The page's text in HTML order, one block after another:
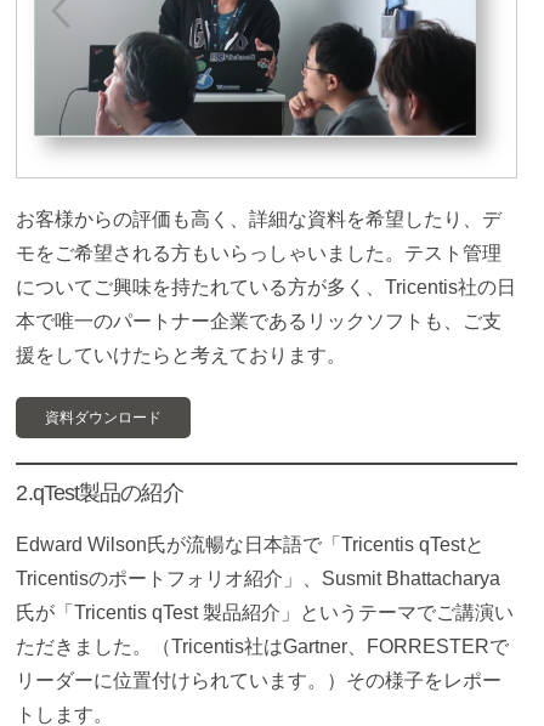
お客様からの評価も高く、詳細な資料を希望したり、デ
モをご希望される方もいらっしゃいました。テスト管理
についてご興味を持たれている方が多く、Tricentis社の日
本で唯一のパートナー企業であるリックソフトも、ご支
援をしていけたらと考えております。
資料ダウンロード
2.qTest製品の紹介
Edward Wilson氏が流暢な日本語で「Tricentis qTestと
Tricentisのポートフォリオ紹介」、Susmit Bhattacharya
氏が「Tricentis qTest 製品紹介」というテーマでご講演い
ただきました。（Tricentis社はGartner、FORRESTERで
リーダーに位置付けられています。）その様子をレポー
トします。